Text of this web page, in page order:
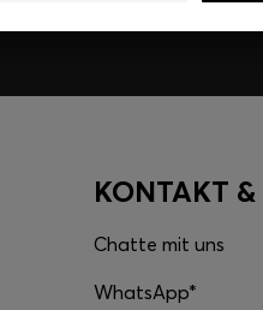
KONTAKT &
Chatte mit uns
WhatsApp*